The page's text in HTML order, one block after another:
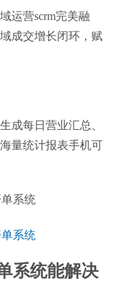
运营scrm完美融
成交增长闭环，赋
成每日营业汇总、
量统计报表手机可
系统能解决